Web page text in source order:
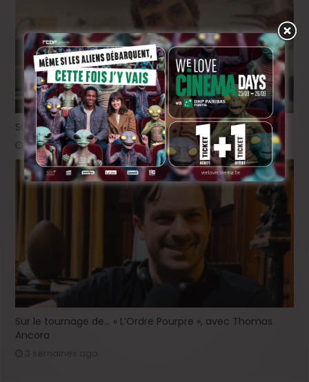
Sur le tournage de « Please », avec Victor Ruprich-Robert
2 semaines ago
Sur le tournage de… « L’Ordre Pourpre », avec Thomas
Ancora